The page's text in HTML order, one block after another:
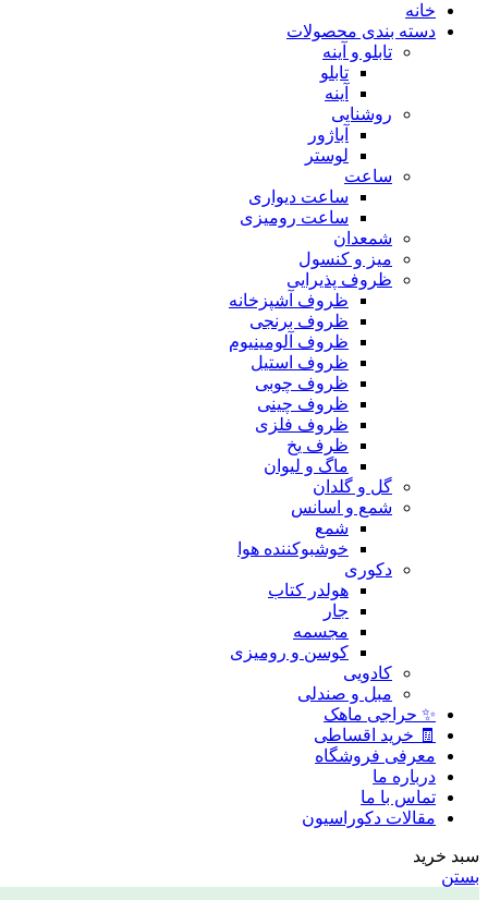
خانه
دسته بندی محصولات
تابلو و آینه
تابلو
آینه
روشنایی
آباژور
لوستر
ساعت
ساعت دیواری
ساعت رومیزی
شمعدان
میز و کنسول
ظروف پذیرایی
ظروف آشپزخانه
ظروف برنجی
ظروف آلومینیوم
ظروف استیل
ظروف چوبی
ظروف چینی
ظروف فلزی
ظرف یخ
ماگ و لیوان
گل و گلدان
شمع و اسانس
شمع
خوشبوکننده هوا
دکوری
هولدر کتاب
جار
مجسمه
کوسن و رومیزی
کادویی
مبل و صندلی
✨ حراجی ماهک
🧾 خرید اقساطی
معرفی فروشگاه
درباره ما
تماس با ما
مقالات دکوراسیون
سبد خرید
بستن